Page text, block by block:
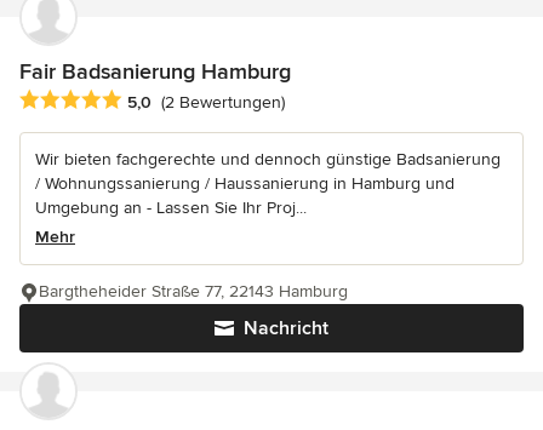
Fair Badsanierung Hamburg
Durchschnittliche Bewertung: 5 von 5 Sternen
5,0 (2 Bewertungen)
Wir bieten fachgerechte und dennoch günstige Badsanierung
/ Wohnungssanierung / Haussanierung in Hamburg und
Umgebung an - Lassen Sie Ihr Proj...
Mehr
Nachricht
Bargtheheider Straße 77, 22143 Hamburg